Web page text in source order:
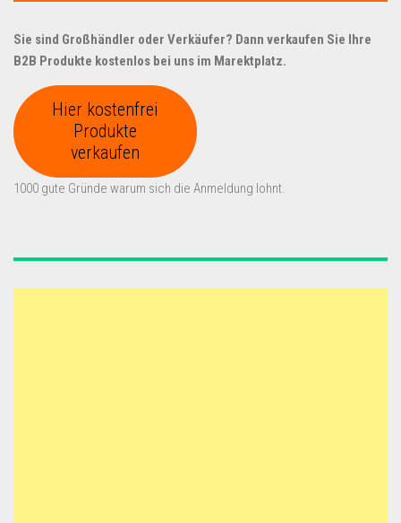
Sie sind Großhändler oder Verkäufer? Dann verkaufen Sie Ihre
B2B Produkte kostenlos bei uns im Marektplatz.
Hier kostenfrei
Produkte
verkaufen
1000 gute Gründe warum sich die Anmeldung lohnt.